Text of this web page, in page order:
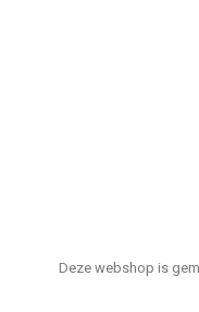
Deze webshop is